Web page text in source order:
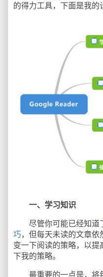
的得力工具，下面是我的
一、学习知识
尽管你可能已经知道
巧，但每天未读的文章依
变一下阅读的策略，以
下我的策略。
最重要的一点是，将